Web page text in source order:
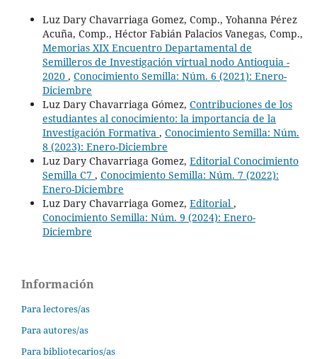
Luz Dary Chavarriaga Gomez, Comp., Yohanna Pérez
Acuña, Comp., Héctor Fabián Palacios Vanegas, Comp.,
Memorias XIX Encuentro Departamental de
Semilleros de Investigación virtual nodo Antioquia -
2020 , Conocimiento Semilla: Núm. 6 (2021): Enero-
Diciembre
Luz Dary Chavarriaga Gómez, Contribuciones de los
estudiantes al conocimiento: la importancia de la
Investigación Formativa , Conocimiento Semilla: Núm.
8 (2023): Enero-Diciembre
Luz Dary Chavarriaga Gomez, Editorial Conocimiento
Semilla C7 , Conocimiento Semilla: Núm. 7 (2022):
Enero-Diciembre
Luz Dary Chavarriaga Gomez, Editorial ,
Conocimiento Semilla: Núm. 9 (2024): Enero-
Diciembre
Información
Para lectores/as
Para autores/as
Para bibliotecarios/as